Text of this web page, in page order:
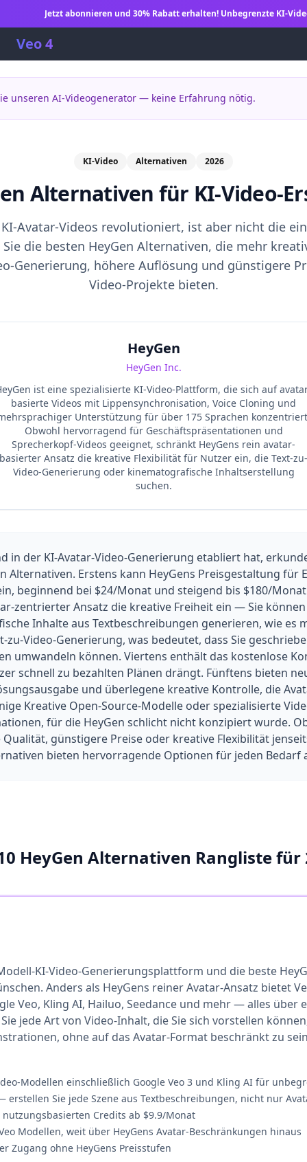
Jetzt abonnieren und 30% Rabatt erhalten! Unbegrenzte KI-
Veo 4
unseren AI-Videogenerator — keine Erfahrung nötig.
KI-Video Alternativen 2026
Alternativen für KI-Video-
Avatar-Videos revolutioniert, ist aber nicht die
die besten HeyGen Alternativen, die mehr
Generierung, höhere Auflösung und günstigere
Video-Projekte bieten.
HeyGen
HeyGen Inc.
ist eine spezialisierte KI-Video-Plattform, die sich auf
basierte Videos mit Lippensynchronisation, Voice Cloning und
Unterstützung für über 175 Sprachen
Obwohl hervorragend für Geschäftspräsentationen und
Sprecherkopf-Videos geeignet, schränkt HeyGens rein avatar-
basierter Ansatz die kreative Flexibilität für Nutzer ein, die Text-zu-
Video-Generierung oder kinematografische Inhaltserstellung
suchen.
in der KI-Avatar-Video-Generierung etabliert hat,
Alternativen. Erstens kann HeyGens Preisgestaltung für
beginnend bei $24/Monat und steigend bis $180/
zentrierter Ansatz die kreative Freiheit ein — Sie
Inhalte aus Textbeschreibungen generieren, wie es
zu-Video-Generierung, was bedeutet, dass Sie
umwandeln können. Viertens enthält das kostenlose
schnell zu bezahlten Plänen drängt. Fünftens bieten
und überlegene kreative Kontrolle, die
Kreative Open-Source-Modelle oder spezialisierte
für die HeyGen schlicht nicht konzipiert wurde.
günstigere Preise oder kreative Flexibilität
bieten hervorragende Optionen für jeden Bedarf
HeyGen Alternativen Rangliste für
KI-Video-Generierungsplattform und die beste
Anders als HeyGens reiner Avatar-Ansatz bietet
Veo, Kling AI, Hailuo, Seedance und mehr — alles über
jede Art von Video-Inhalt, die Sie sich vorstellen
ohne auf das Avatar-Format beschränkt zu
Modellen einschließlich Google Veo 3 und Kling AI für
erstellen Sie jede Szene aus Textbeschreibungen, nicht nur
Credits ab $9.9/Monat
Modellen, weit über HeyGens Avatar-Beschränkungen hinaus
Zugang ohne HeyGens Preisstufen